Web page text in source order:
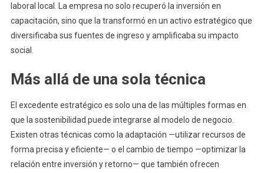
laboral local. La empresa no solo recuperó la inversión en
capacitación, sino que la transformó en un activo estratégico que
diversificaba sus fuentes de ingreso y amplificaba su impacto
social.
Más allá de una sola técnica
El excedente estratégico es solo una de las múltiples formas en
que la sostenibilidad puede integrarse al modelo de negocio.
Existen otras técnicas como la adaptación —utilizar recursos de
forma precisa y eficiente— o el cambio de tiempo —optimizar la
relación entre inversión y retorno— que también ofrecen